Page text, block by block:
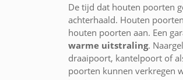
De tijd dat houten poorten
achterhaald. Houten
houten poorten aan. Een
warme uitstraling.
draaipoort, kantelpoort of
poorten kunnen verkregen